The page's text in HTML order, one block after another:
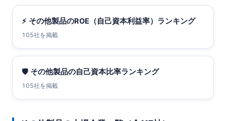
⚡ その他製品のROE（自己資本利益率）ランキング
105社を掲載
🛡 その他製品の自己資本比率ランキング
105社を掲載